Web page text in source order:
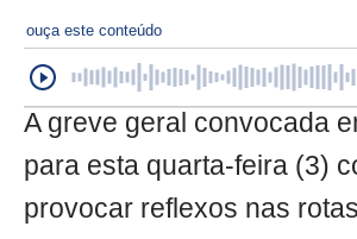
ouça este conteúdo
A greve geral convocada
para esta quarta-feira (3)
provocar reflexos nas rotas